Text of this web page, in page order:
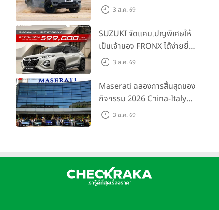
เต็มไลน์อัป พร้อมตอบโจทย์ทุก
พร้อมลุย ด้วยราคาพิเศษเริ่ม
ต้นที่ 9.49 แสนบาท
3 ส.ค. 69
SUZUKI จัดแคมเปญพิเศษให้
เป็นเจ้าของ FRONX ได้ง่ายยิ่ง
ขึ้นสำหรับรุ่น GL ราคาพิเศษ
200 คัน พร้อมข้อเสนอสุดคุ้ม
3 ส.ค. 69
Maserati ฉลองการสิ้นสุดของ
กิจกรรม 2026 China-Italy
Grand Tour ณ สำนักงาน
3 ส.ค. 69